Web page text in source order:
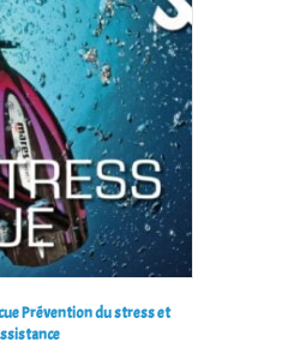
Prévention du stress et